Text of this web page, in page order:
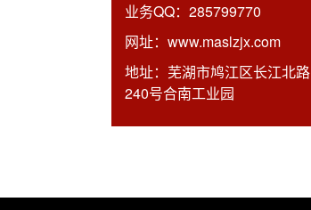
业务QQ： 285799770
网址： www.maslzjx.com
地址： 芜湖市鸠江区长江北路
240号合南工业园